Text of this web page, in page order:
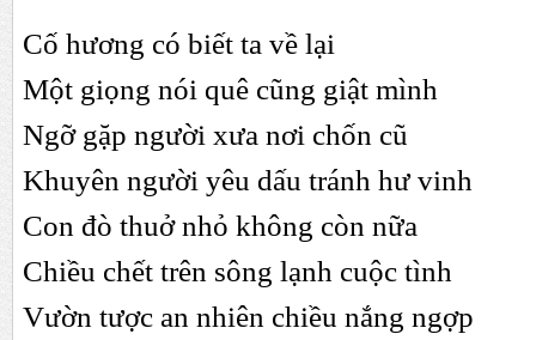
Cố hương có biết ta về lại
Một giọng nói quê cũng giật mình
Ngỡ gặp người xưa nơi chốn cũ
Khuyên người yêu dấu tránh hư vinh
Con đò thuở nhỏ không còn nữa
Chiều chết trên sông lạnh cuộc tình
Vườn tược an nhiên chiều nắng ngợp